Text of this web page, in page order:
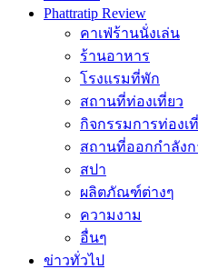
Phattratip Review
คาเฟ่ร้านนั่งเล่น
ร้านอาหาร
โรงแรมที่พัก
สถานที่ท่องเที่ยว
กิจกรรมการท่องเ
สถานที่ออกกำลังก
สปา
ผลิตภัณฑ์ต่างๆ
ความงาม
อื่นๆ
ข่าวทั่วไป